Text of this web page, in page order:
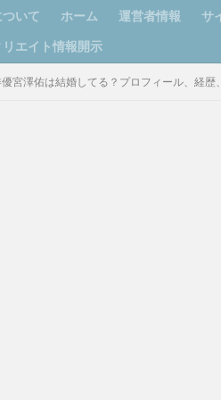
いて ホーム 運営者情報 サ
リエイト情報開示
宮澤佑は結婚してる？プロフィール、経歴